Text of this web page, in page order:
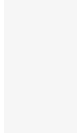
В современных
говорить с
о том, как себя
вниманию
пожалуйста, её